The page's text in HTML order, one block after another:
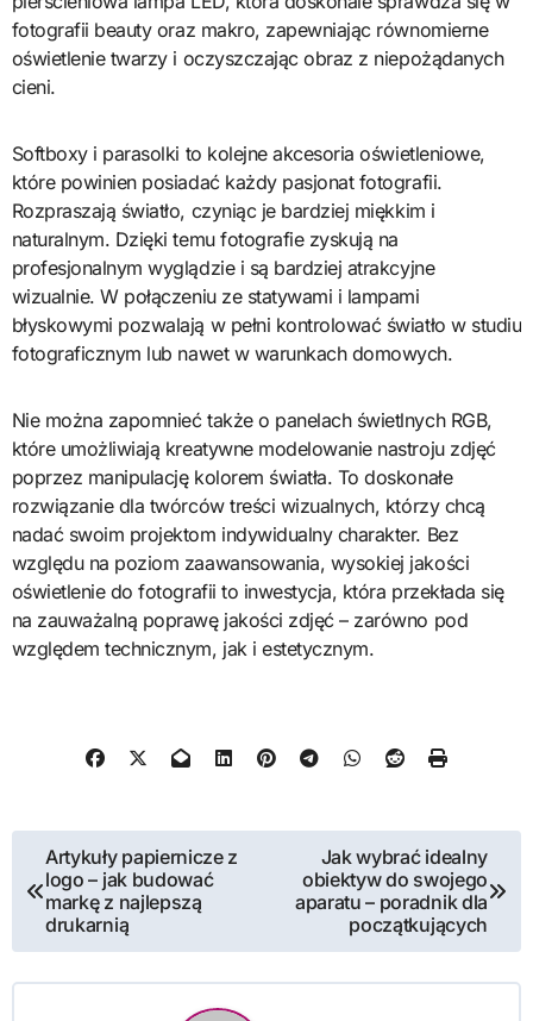
fotografii beauty oraz makro, zapewniając równomierne
oświetlenie twarzy i oczyszczając obraz z niepożądanych
cieni.
Softboxy i parasolki to kolejne akcesoria oświetleniowe,
które powinien posiadać każdy pasjonat fotografii.
Rozpraszają światło, czyniąc je bardziej miękkim i
naturalnym. Dzięki temu fotografie zyskują na
profesjonalnym wyglądzie i są bardziej atrakcyjne
wizualnie. W połączeniu ze statywami i lampami
błyskowymi pozwalają w pełni kontrolować światło w studiu
fotograficznym lub nawet w warunkach domowych.
Nie można zapomnieć także o panelach świetlnych RGB,
które umożliwiają kreatywne modelowanie nastroju zdjęć
poprzez manipulację kolorem światła. To doskonałe
rozwiązanie dla twórców treści wizualnych, którzy chcą
nadać swoim projektom indywidualny charakter. Bez
względu na poziom zaawansowania, wysokiej jakości
oświetlenie do fotografii to inwestycja, która przekłada się
na zauważalną poprawę jakości zdjęć – zarówno pod
względem technicznym, jak i estetycznym.
Nawigacja
wpisu
Artykuły papiernicze z
logo – jak budować
markę z najlepszą
drukarnią
Jak wybrać idealny
obiektyw do swojego
aparatu – poradnik dla
początkujących